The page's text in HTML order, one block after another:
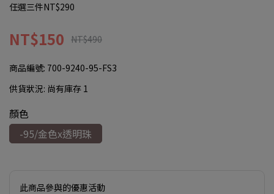
任選三件NT$290
NT$150 NT$490
商品編號: 700-9240-95-FS3
供貨狀況: 尚有庫存 1
顏色
-95/金色x透明珠
此商品參與的優惠活動